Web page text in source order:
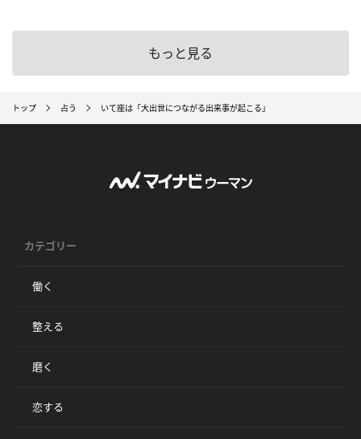
もっと見る
トップ 占う いて座は「大出世につながる出来事が起こる」
カテゴリー
働く
整える
磨く
恋する